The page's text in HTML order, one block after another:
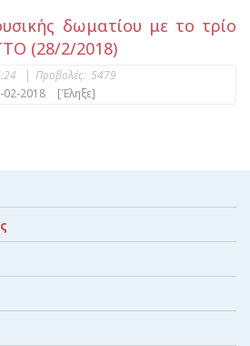
δωματίου με το τρίο
(28/2/2018)
| Προβολές: 5479
02-2018 [Έληξε]